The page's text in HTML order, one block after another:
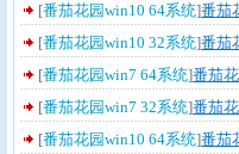
[番茄花园win10 64系统]番茄
[番茄花园win10 32系统]番茄
[番茄花园win7 64系统]番茄
[番茄花园win7 32系统]番茄
[番茄花园win10 64系统]番茄